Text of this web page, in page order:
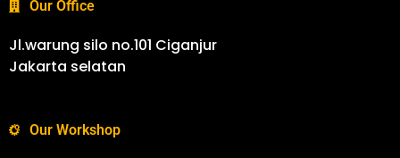
Our Office
Jl.warung silo no.101 Ciganjur
Jakarta selatan
Our Workshop